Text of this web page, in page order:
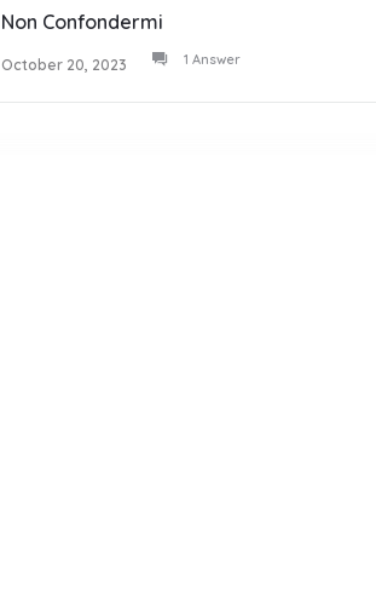
Non Confondermi
October 20, 2023 1 Answer